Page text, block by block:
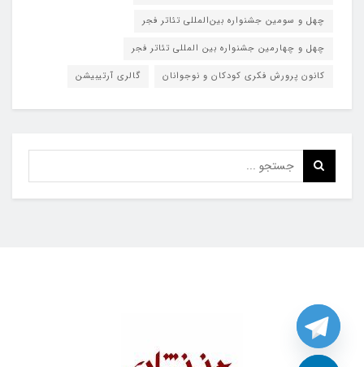
چهل و سومین جشنواره بین‌المللی تئاتر فجر
چهل و چهارمین جشنواره بین المللی تئاتر فجر
کانون پرورش فکری کودکان و نوجوانان
گالری آرتیبیشن